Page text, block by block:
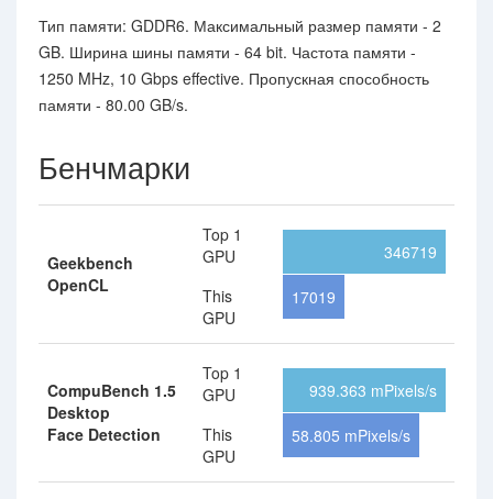
Тип памяти: GDDR6. Максимальный размер памяти - 2
GB. Ширина шины памяти - 64 bit. Частота памяти -
1250 MHz, 10 Gbps effective. Пропускная способность
памяти - 80.00 GB/s.
Бенчмарки
Geekbench
OpenCL
Top 1
GPU
This
GPU
346719
17019
CompuBench 1.5
Desktop
Face Detection
Top 1
GPU
This
GPU
939.363 mPixels/s
58.805 mPixels/s